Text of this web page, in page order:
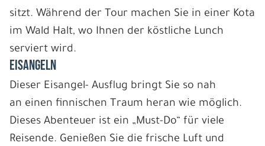
sitzt. Während der Tour machen Sie in einer Kota
im Wald Halt, wo Ihnen der köstliche Lunch
serviert wird.
EISANGELN
Dieser Eisangel- Ausflug bringt Sie so nah
an einen finnischen Traum heran wie möglich.
Dieses Abenteuer ist ein „Must-Do“ für viele
Reisende. Genießen Sie die frische Luft und